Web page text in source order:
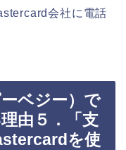
会社に電話
ベジー）で
由５．「支
を使